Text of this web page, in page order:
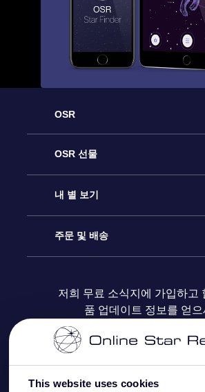
This website uses cookies
OSR
고객 서비스
연락처
블로그
OSR 선물
온라인 별 선물
OSR 선물 팩
OSR 상품권
기업 선물
내 별 보기
Star Register
맞춤 별 페이지
One Million Stars
주문 및 배송
결제 정보
배송 정보
저희 무료 소식지에 가입하고
품 업데이트 정보를 얻으